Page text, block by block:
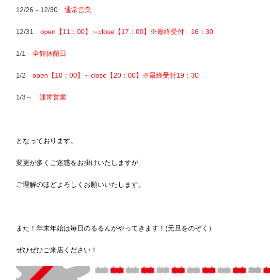
12/26～12/30 通常営業
12/31 open【11：00】～close【17：00】※最終受付 16：30
1/1 全館休館日
1/2 open【10：00】～close【20：00】※最終受付19：30
1/3～ 通常営業
となっております。
変更が多くご迷惑をお掛けいたしますが
ご理解のほどよろしくお願いいたします。
また！年末年始は毎日のるるんがやってきます！(元旦をのぞく）
ぜひぜひご来店ください！